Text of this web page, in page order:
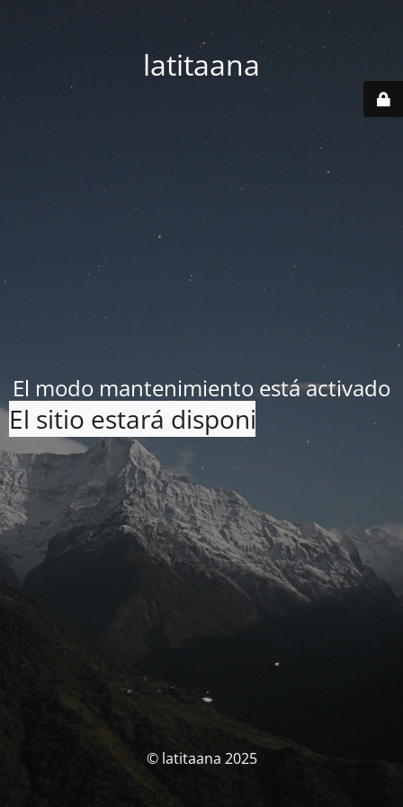
latitaana
El modo mantenimiento está activado
El sitio estará disponible pronto.
© latitaana 2025